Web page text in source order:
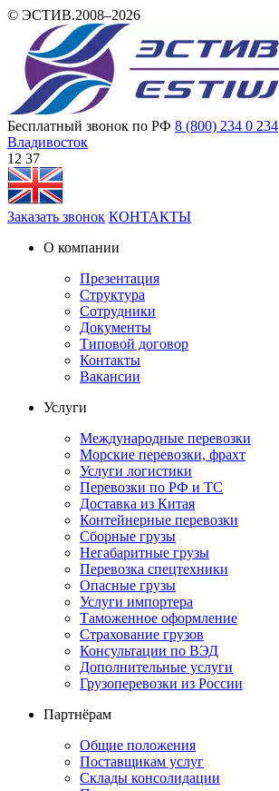
© ЭСТИВ.2008–2026
Бесплатный звонок по РФ 8 (800) 234 0 234
Владивосток
12 37
Заказать звонок КОНТАКТЫ
О компании
Презентация
Структура
Сотрудники
Документы
Типовой договор
Контакты
Вакансии
Услуги
Международные перевозки
Морские перевозки, фрахт
Услуги логистики
Перевозки по РФ и ТС
Доставка из Китая
Контейнерные перевозки
Сборные грузы
Негабаритные грузы
Перевозка спецтехники
Опасные грузы
Услуги импортера
Таможенное оформление
Страхование грузов
Консультации по ВЭД
Дополнительные услуги
Грузоперевозки из России
Партнёрам
Общие положения
Поставщикам услуг
Склады консолидации